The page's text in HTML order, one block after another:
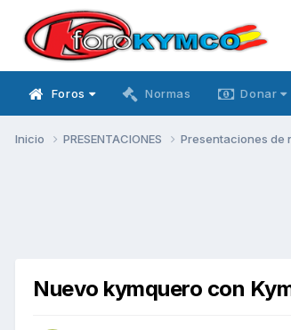
Foros Normas Donar
Inicio PRESENTACIONES Presentaciones de
Nuevo kymquero con